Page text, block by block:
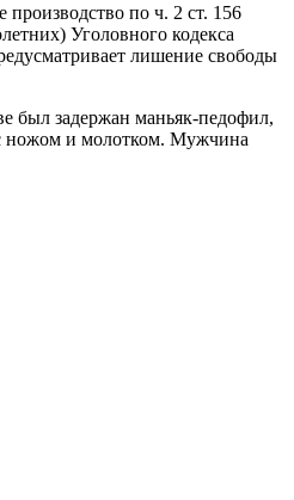
по ч. 2 ст. 156
Уголовного кодекса
лишение свободы
был задержан маньяк-педофил,
ножом и молотком. Мужчина